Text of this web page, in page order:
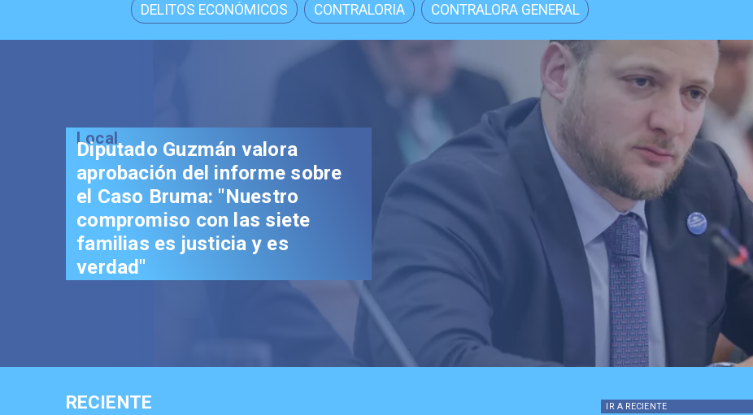
DELITOS ECONÓMICOS CONTRALORIA CONTRALORA GENERAL
Local
Senador Vial celebra
aprobación del proyecto de
Reconstrucción: "Es un hito
trascendental en beneficio de
los chilenos"
RECIENTE IR A RECIENTE